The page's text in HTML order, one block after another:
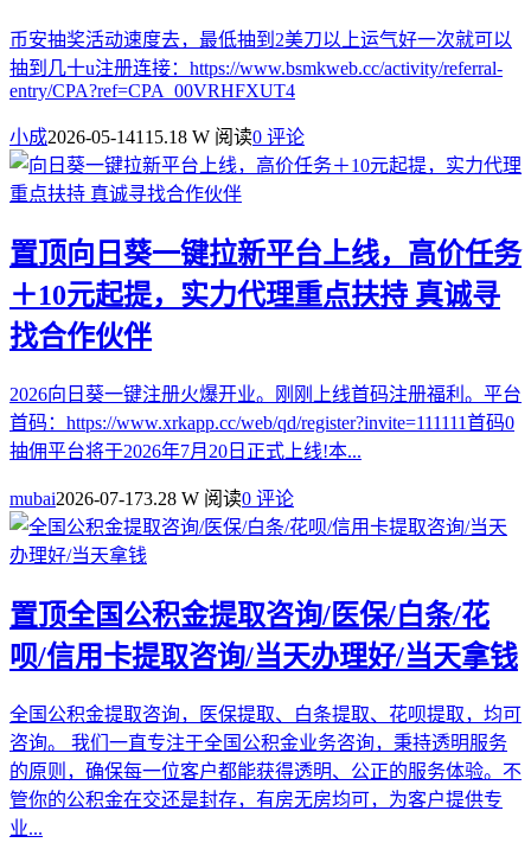
币安抽奖活动速度去，最低抽到2美刀以上运气好一次就可以
抽到几十u注册连接：https://www.bsmkweb.cc/activity/referral-
entry/CPA?ref=CPA_00VRHFXUT4
小成2026-05-14115.18 W 阅读0 评论
置顶向日葵一键拉新平台上线，高价任务
＋10元起提，实力代理重点扶持 真诚寻
找合作伙伴
2026向日葵一键注册火爆开业。刚刚上线首码注册福利。平台
首码：https://www.xrkapp.cc/web/qd/register?invite=111111首码0
抽佣平台将于2026年7月20日正式上线!本...
mubai2026-07-173.28 W 阅读0 评论
置顶全国公积金提取咨询/医保/白条/花
呗/信用卡提取咨询/当天办理好/当天拿钱
全国公积金提取咨询，医保提取、白条提取、花呗提取，均可
咨询。 我们一直专注于全国公积金业务咨询，秉持透明服务
的原则，确保每一位客户都能获得透明、公正的服务体验。不
管你的公积金在交还是封存，有房无房均可，为客户提供专
业...